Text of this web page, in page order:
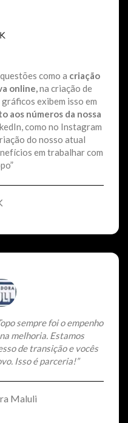
como a criação
online,na criação de
exibem isso em
aos números da nossa
como no Instagram
do nosso atual
em trabalhar com
sempre foi o empenho
melhoria. Estamos
de transição e vocês
Isso é parceria!”
Maluli